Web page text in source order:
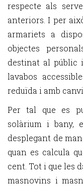
respecte als
anteriors. I per
armariets a
objectes
destinat al públic
lavabos
reduïda i amb
Per tal que es
solàrium i bany,
desplegant de
quan es calcula
cent. Tot i que les
masnovins i